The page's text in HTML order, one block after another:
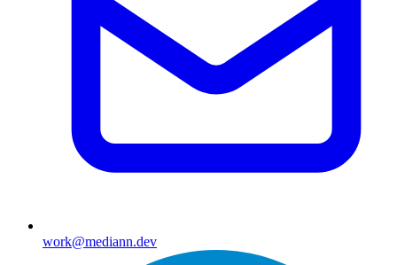
work@mediann.dev